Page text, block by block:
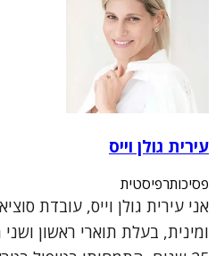
עירית גולן וייס
פסיכותרפיסטית
אני עירית גולן וייס, עובדת
ומינית, בעלת תוארי ראשון